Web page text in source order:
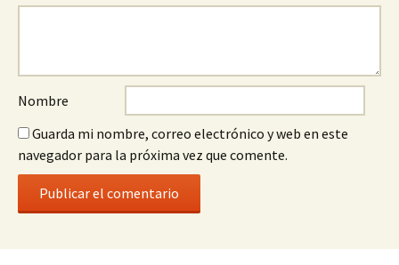
Nombre
Guarda mi nombre, correo electrónico y web en este
navegador para la próxima vez que comente.